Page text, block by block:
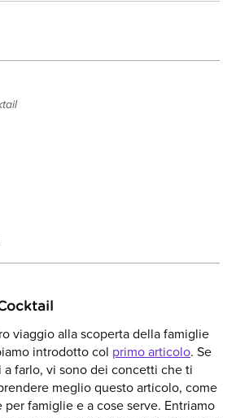
viaggio alla scoperta della famiglie
introdotto col primo articolo. Se
farlo, vi sono dei concetti che ti
meglio questo articolo, come
per famiglie e a cose serve. Entriamo